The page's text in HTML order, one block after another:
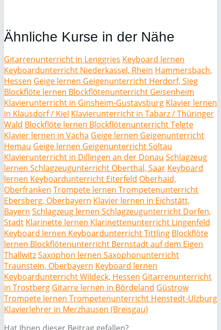
Ähnliche Kurse in der Nähe
Gitarrenunterricht in Lenggries Keyboard lernen
Keyboardunterricht Niederkassel, Rhein Hammersbach,
Hessen Geige lernen Geigenunterricht Herdorf, Sieg
Blockflöte lernen Blockflötenunterricht Geisenheim
Klavierunterricht in Ginsheim-Gustavsburg Klavier lernen
in Klausdorf / Kiel Klavierunterricht in Tabarz / Thüringer
Wald Blockflöte lernen Blockflötenunterricht Telgte
Klavier lernen in Vacha Geige lernen Geigenunterricht
Hemau Geige lernen Geigenunterricht Soltau
Klavierunterricht in Dillingen an der Donau Schlagzeug
lernen Schlagzeugunterricht Oberthal, Saar Keyboard
lernen Keyboardunterricht Eiterfeld Oberhaid,
Oberfranken Trompete lernen Trompetenunterricht
Ebersberg, Oberbayern Klavier lernen in Eichstätt,
Bayern Schlagzeug lernen Schlagzeugunterricht Dorfen,
Stadt Klarinette lernen Klarinettenunterricht Lingenfeld
Keyboard lernen Keyboardunterricht Tittling Blockflöte
lernen Blockflötenunterricht Bernstadt auf dem Eigen
ThallwitzSaxophon lernen Saxophonunterricht
Traunstein, Oberbayern Keyboard lernen
Keyboardunterricht Wildeck, Hessen Gitarrenunterricht
in Trostberg Gitarre lernen in Bördeland Güstrow
Trompete lernen Trompetenunterricht Henstedt-Ulzburg
Klavierlehrer in Merzhausen (Breisgau)